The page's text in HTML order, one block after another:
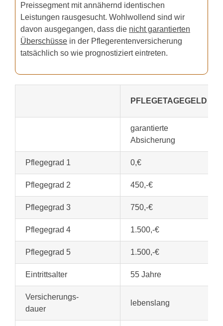
Preissegment mit annähernd identischen
Leistungen rausgesucht. Wohlwollend sind wir
davon ausgegangen, dass die nicht garantierten
Überschüssein der Pflegerentenversicherung
tatsächlich so wie prognostiziert eintreten.
PFLEGETAGEGELD
garantierte
Absicherung
Pflegegrad 1 0,€
Pflegegrad 2 450,-€
Pflegegrad 3 750,-€
Pflegegrad 4 1.500,-€
Pflegegrad 5 1.500,-€
Eintrittsalter 55 Jahre
Versicherungs-
dauer
lebenslang